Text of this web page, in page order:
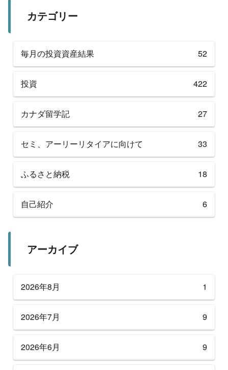
カテゴリー
毎月の投資資産結果 52
投資 422
カナダ留学記 27
セミ、アーリーリタイアに向けて 33
ふるさと納税 18
自己紹介 6
アーカイブ
2026年8月 1
2026年7月 9
2026年6月 9